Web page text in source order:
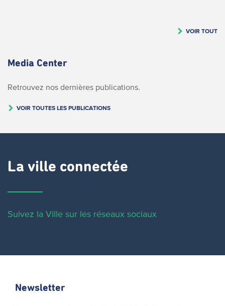
VOIR TOUT
Media Center
Retrouvez nos dernières publications.
VOIR TOUTES LES PUBLICATIONS
La ville connectée
Suivez la Ville sur les réseaux sociaux
Newsletter